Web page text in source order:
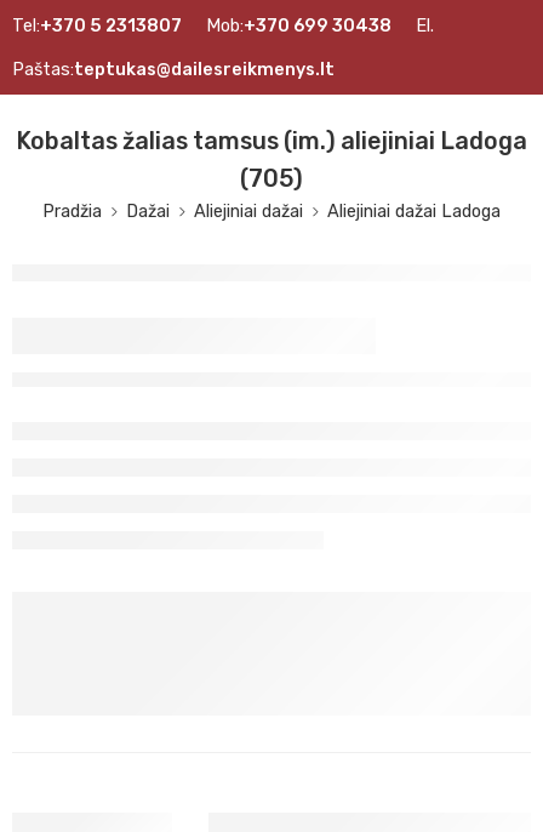
Tel:+370 5 2313807 Mob:+370 699 30438 El.
Paštas:teptukas@dailesreikmenys.lt
Kobaltas žalias tamsus (im.) aliejiniai Ladoga
(705)
Pradžia Dažai Aliejiniai dažai Aliejiniai dažai Ladoga